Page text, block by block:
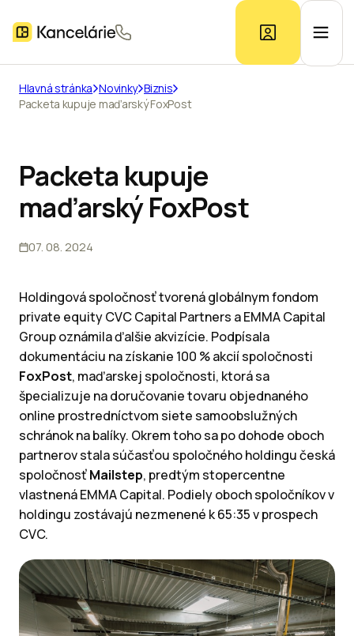
Kontakt
Hlavná stránka Novinky Biznis
Packeta kupuje maďarský FoxPost
Packeta kupuje
maďarský FoxPost
07. 08. 2024
Holdingová spoločnosť tvorená globálnym fondom
private equity CVC Capital Partners a EMMA Capital
Group oznámila ďalšie akvizície. Podpísala
dokumentáciu na získanie 100 % akcií spoločnosti
FoxPost, maďarskej spoločnosti, ktorá sa
špecializuje na doručovanie tovaru objednaného
online prostredníctvom siete samoobslužných
schránok na balíky. Okrem toho sa po dohode oboch
partnerov stala súčasťou spoločného holdingu česká
spoločnosťMailstep, predtým stopercentne
vlastnená EMMA Capital. Podiely oboch spoločníkov v
holdingu zostávajú nezmenené k 65:35 v prospech
CVC.